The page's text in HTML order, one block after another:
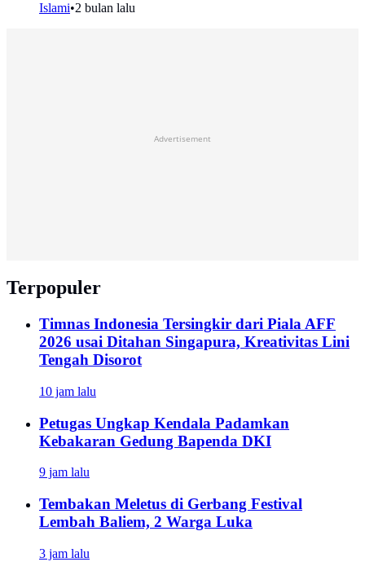
Islami•2 bulan lalu
Advertisement
Terpopuler
Timnas Indonesia Tersingkir dari Piala AFF
2026 usai Ditahan Singapura, Kreativitas Lini
Tengah Disorot
10 jam lalu
Petugas Ungkap Kendala Padamkan
Kebakaran Gedung Bapenda DKI
9 jam lalu
Tembakan Meletus di Gerbang Festival
Lembah Baliem, 2 Warga Luka
3 jam lalu